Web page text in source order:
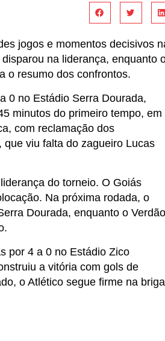
jogos e momentos decisivos
na liderança, enquanto
o resumo dos confrontos.
0 no Estádio Serra Dourada,
minutos do primeiro tempo, em
com reclamação dos
viu falta do zagueiro Lucas
do torneio. O Goiás
Na próxima rodada, o
Dourada, enquanto o Verdão
por 4 a 0 no Estádio Zico
a vitória com gols de
o Atlético segue firme na briga